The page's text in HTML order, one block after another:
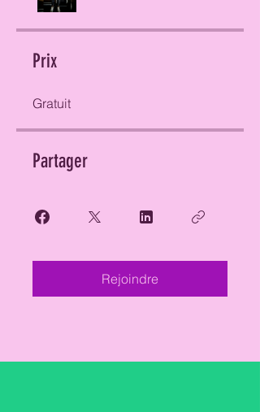
Prix
Gratuit
Partager
Rejoindre